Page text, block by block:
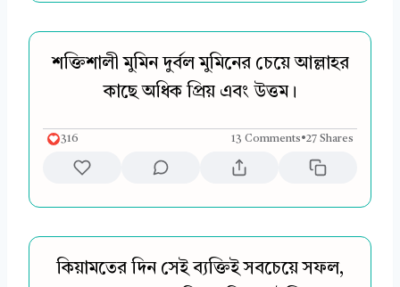
শক্তিশালী মুমিন দুর্বল মুমিনের চেয়ে আল্লাহর
কাছে অধিক প্রিয় এবং উত্তম।
316 13 Comments•27 Shares
কিয়ামতের দিন সেই ব্যক্তিই সবচেয়ে সফল,